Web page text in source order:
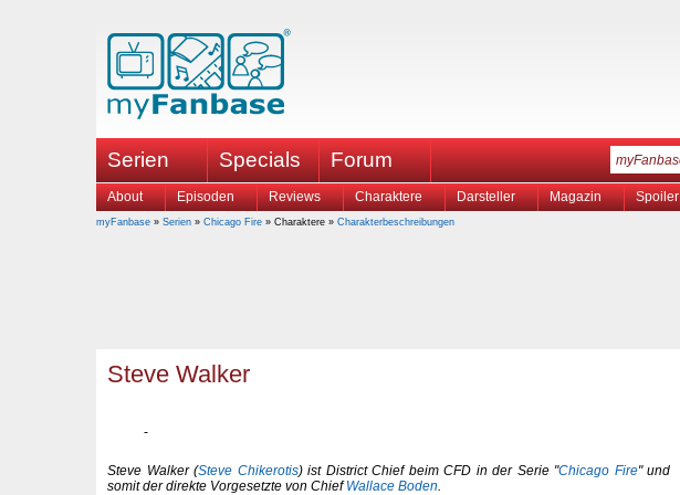
Serien Specials Forum
About Episoden Reviews Charaktere Darsteller Magazin Spoiler
myFanbase » Serien » Chicago Fire » Charaktere » Charakterbeschreibungen
Steve Walker
Steve Walker (Steve Chikerotis) ist District Chief beim CFD in der Serie "Chicago Fire" und
somit der direkte Vorgesetzte von ChiefWallace Boden.